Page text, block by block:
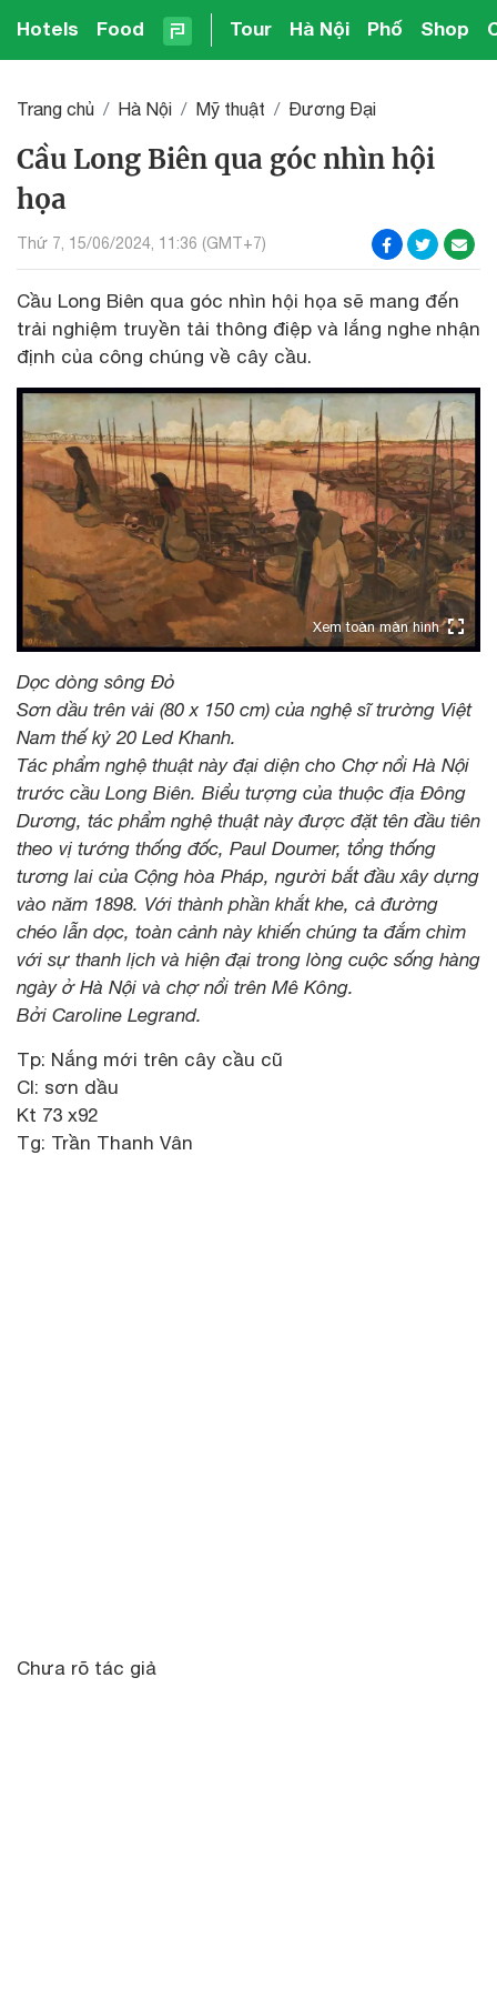
Hotels Food Tour Hà Nội Phố Shop
Trang chủ Hà Nội Mỹ thuật Đương Đại
Cầu Long Biên qua góc nhìn hội
họa
Thứ 7, 15/06/2024, 11:36 (GMT+7)
Cầu Long Biên qua góc nhìn hội họa sẽ mang đến
trải nghiệm truyền tải thông điệp và lắng nghe nhận
định của công chúng về cây cầu.
Xem toàn màn hình
Dọc dòng sông Đỏ
Sơn dầu trên vải (80 x 150 cm) của nghệ sĩ trường Việt
Nam thế kỷ 20 Led Khanh.
Tác phẩm nghệ thuật này đại diện cho Chợ nổi Hà Nội
trước cầu Long Biên. Biểu tượng của thuộc địa Đông
Dương, tác phẩm nghệ thuật này được đặt tên đầu tiên
theo vị tướng thống đốc, Paul Doumer, tổng thống
tương lai của Cộng hòa Pháp, người bắt đầu xây dựng
vào năm 1898. Với thành phần khắt khe, cả đường
chéo lẫn dọc, toàn cảnh này khiến chúng ta đắm chìm
với sự thanh lịch và hiện đại trong lòng cuộc sống hàng
ngày ở Hà Nội và chợ nổi trên Mê Kông.
Bởi Caroline Legrand.
Tp: Nắng mới trên cây cầu cũ
Cl: sơn dầu
Kt 73 x92
Tg: Trần Thanh Vân
Chưa rõ tác giả